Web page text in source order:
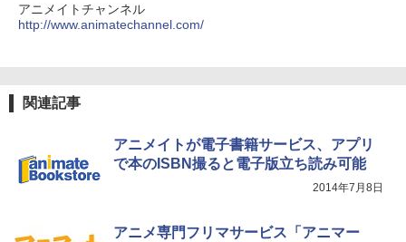
アニメイトチャンネル
http://www.animatechannel.com/
関連記事
アニメイトが電子書籍サービス、アプリ
で本のISBN撮ると電子版立ち読み可能
2014年7月8日
アニメ専門フリマサービス「アニマー